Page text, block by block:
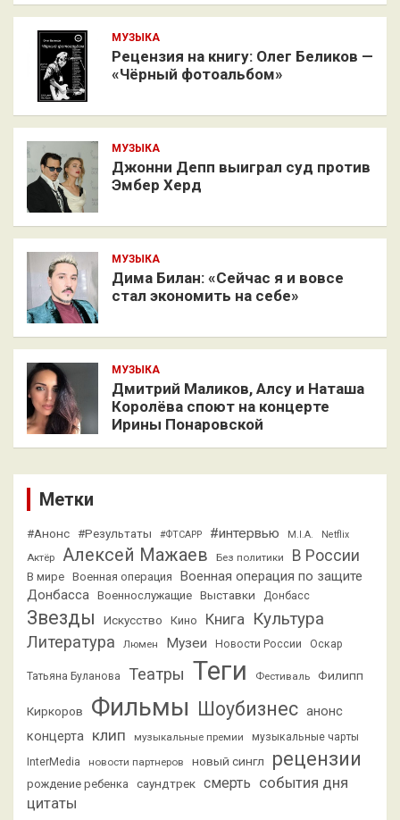
МУЗЫКА
Рецензия на книгу: Олег Беликов —
«Чёрный фотоальбом»
МУЗЫКА
Джонни Депп выиграл суд против
Эмбер Херд
МУЗЫКА
Дима Билан: «Сейчас я и вовсе
стал экономить на себе»
МУЗЫКА
Дмитрий Маликов, Алсу и Наташа
Королёва споют на концерте
Ирины Понаровской
Метки
#Анонс #Результаты #ФТСАРР #интервью M.I.A. Netflix
Актёр Алексей Мажаев Без политики В России
В мире Военная операция
Военная операция по защите
Донбасса Военнослужащие Выставки Донбасс
Звезды Искусство Кино Книга Культура
Литература Люмен Музеи Новости России Оскар
Татьяна Буланова Театры Теги Фестиваль Филипп
Киркоров Фильмы Шоубизнес анонс
концерта клип музыкальные премии
музыкальные чарты
InterMedia
новости партнеров новый сингл рецензии
рождение ребенка саундтрек смерть события дня
цитаты